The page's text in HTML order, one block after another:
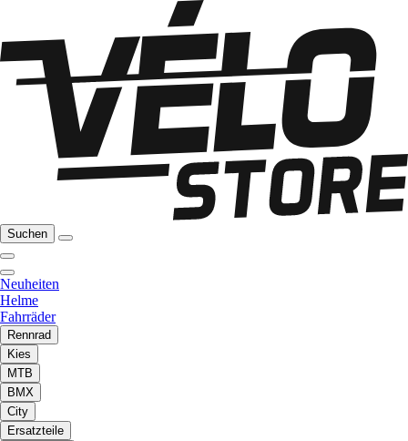
Suchen
Neuheiten
Helme
Fahrräder
Rennrad
Kies
MTB
BMX
City
Ersatzteile